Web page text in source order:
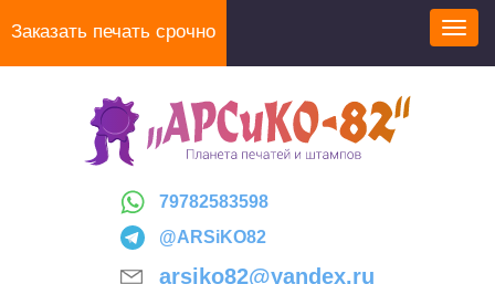
Заказать печать срочно
79782583598
@ARSiKO82
arsiko82@yandex.ru